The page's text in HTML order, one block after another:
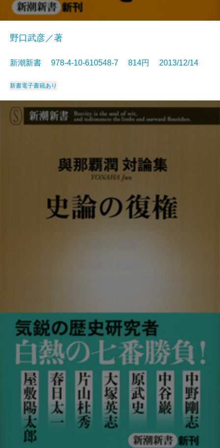
野口武彦／著
新潮新書 978-4-10-610548-7 814円 2013/12/14
新書電子書籍あり